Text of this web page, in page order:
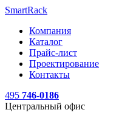
SmartRack
Компания
Каталог
Прайс-лист
Проектирование
Контакты
495 746-0186
Центральный офис